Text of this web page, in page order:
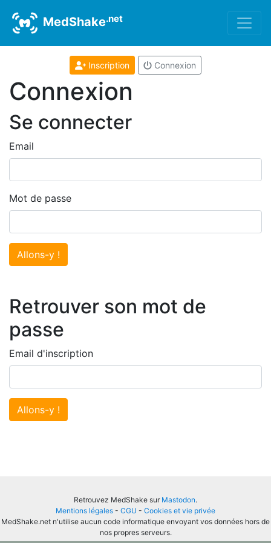
MedShake.net
Inscription Connexion
Connexion
Se connecter
Email
Mot de passe
Allons-y !
Retrouver son mot de
passe
Email d'inscription
Allons-y !
Retrouvez MedShake sur Mastodon.
Mentions légales - CGU - Cookies et vie privée
MedShake.net n'utilise aucun code informatique envoyant vos données hors de
nos propres serveurs.